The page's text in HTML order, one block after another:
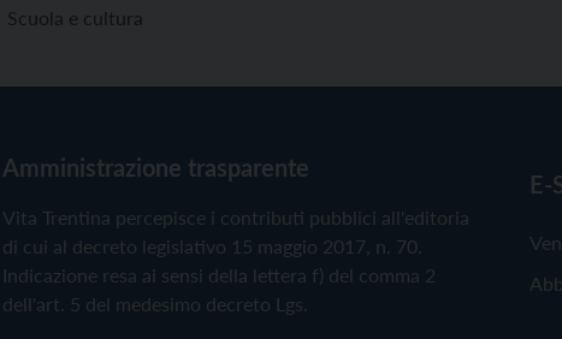
Scuola e cultura
Amministrazione trasparente
Vita Trentina percepisce i contributi pubblici all'editoria
di cui al decreto legislativo 15 maggio 2017, n. 70.
Indicazione resa ai sensi della lettera f) del comma 2
dell'art. 5 del medesimo decreto Lgs.
E-